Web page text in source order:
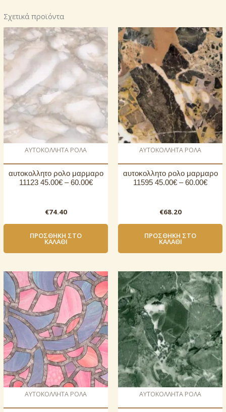
Σχετικά προϊόντα
AΥΤΟΚΟΛΛΗΤΑ ΡΟΛΑ
αυτοκoλλητο ρολo μαρμαρο
11123 45.00€ – 60.00€
€74.40
ΠΡΟΣΘΉΚΗ ΣΤΟ
ΚΑΛΆΘΙ
AΥΤΟΚΟΛΛΗΤΑ ΡΟΛΑ
αυτοκoλλητο ρολo μαρμαρο
11595 45.00€ – 60.00€
€68.20
ΠΡΟΣΘΉΚΗ ΣΤΟ
ΚΑΛΆΘΙ
AΥΤΟΚΟΛΛΗΤΑ ΡΟΛΑ AΥΤΟΚΟΛΛΗΤΑ ΡΟΛΑ